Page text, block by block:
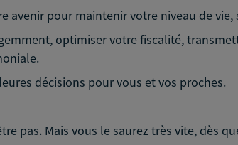
avenir pour maintenir votre niveau de
optimiser votre fiscalité,
décisions pour vous et vos proches.
pas. Mais vous le saurez très vite, dès